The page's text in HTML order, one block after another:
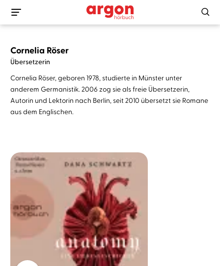
Cornelia Röser
Übersetzerin
Cornelia Röser, geboren 1978, studierte in Münster unter
anderem Germanistik. 2006 zog sie als freie Übersetzerin,
Autorin und Lektorin nach Berlin, seit 2010 übersetzt sie Romane
aus dem Englischen.